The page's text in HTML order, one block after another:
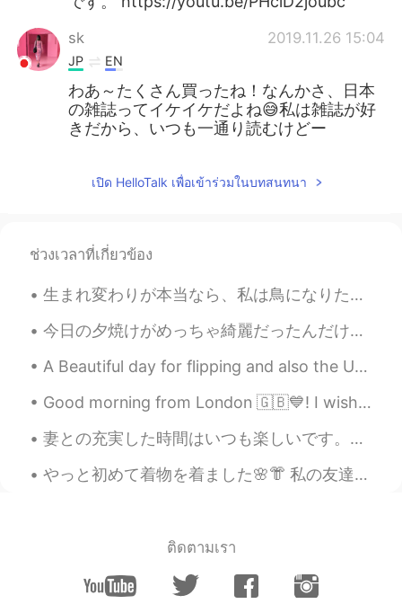
sk 2019.11.26 15:04
JP EN
わあ～たくさん買ったね！なんかさ、日本
の雑誌ってイケイケだよね😅私は雑誌が好
きだから、いつも一通り読むけどー
เปิด HelloTalk เพื่อเข้าร่วมในบทสนทนา
ช่วงเวลาที่เกี่ยวข้อง
生まれ変わりが本当なら、私は鳥になりたいと思います。鳥のように旅行したいから。でも、たぶん、鳥には、人間に違って、旅行はあまり楽しくない。💁🏻‍♀️🦅 この写真はイギリスの「Bath」と言う街...
今日の夕焼けがめっちゃ綺麗だったんだけど一枚に全部は写らないのが悲しい😭 めっちゃ蒸し暑くても外に出てよかったと思えるぐらい美しいパノラマだった✨ 今度は綺麗な夕焼けになりそうだったらデジカメ持...
A Beautiful day for flipping and also the US elections are finally over lol🙌☀☀☀☀☀☀☀ what does eve...
Good morning from London 🇬🇧💙! I wish you a beautiful , wonderful and an awesome day ! Happy Thur...
妻との充実した時間はいつも楽しいです。私は常に私の美しい妻を提供するために人生で最善を尽くします。彼女の毎日の笑顔を見ると、私は幸せになります。私たちを信じている人があまり多くないときに一緒に作...
やっと初めて着物を着ました🌸👘 私の友達の古いビューカメラで写真を撮りましたから、これはモノクロです。他のデジタルの写真も撮りましたが、まだ加工をしません。 本当に楽しかったです。姫様のような...
ติดตามเรา